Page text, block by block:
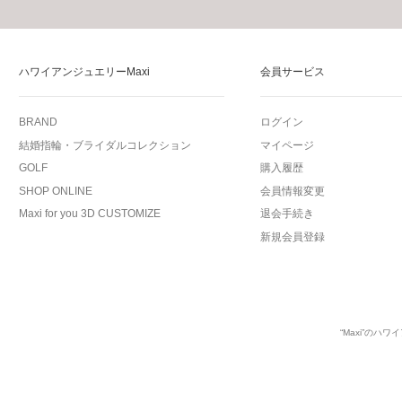
ハワイアンジュエリーMaxi
BRAND
結婚指輪・ブライダルコレクション
GOLF
SHOP ONLINE
Maxi for you 3D CUSTOMIZE
会員サービス
ログイン
マイページ
購入履歴
会員情報変更
退会手続き
新規会員登録
“Maxi”のハワイ